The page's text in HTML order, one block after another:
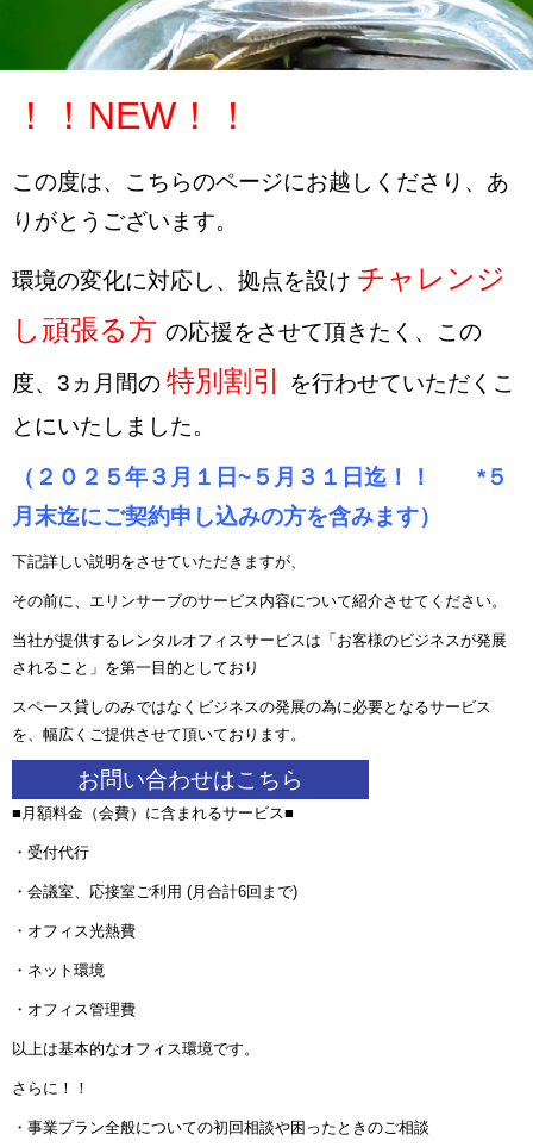
！！NEW！！
この度は、こちらのページにお越しくださり、あ
りがとうございます。
環境の変化に対応し、拠点を設け チャレンジ
し頑張る方 の応援をさせて頂きたく、 この
度、3ヵ月間の 特別割引
を行わせていただくこ
とにいたしました。
（２０２５年３月１日~５月３１日迄！！ *５
月末迄にご契約申し込みの方を含みます）
下記詳しい説明をさせていただきますが、
その前に、エリンサーブのサービス内容について紹介させてください。
当社が提供するレンタルオフィスサービスは 「お客様のビジネスが発展
されること」を第一目的としており
スペース貸しのみではなくビジネスの発展の為に必要となるサービス
を、幅広くご提供させて頂いております。
お問い合わせはこちら
■月額料金（会費）に含まれるサービス■
・受付代行
・会議室、応接室ご利用 (月合計6回まで)
・オフィス光熱費
・ネット環境
・オフィス管理費
以上は基本的なオフィス環境です。
さらに！！
・事業プラン全般についての初回相談や困ったときのご相談